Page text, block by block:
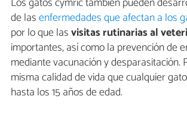
de lasenfermedades que afectan a los
por lo que lasvisitas rutinarias al
importantes, así como la prevención de
mediante vacunación y desparasitación.
misma calidad de vida que cualquier
hasta los 15 años de edad.